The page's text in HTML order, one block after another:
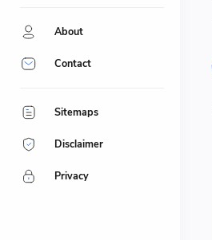
About
Contact
Sitemaps
Disclaimer
Privacy